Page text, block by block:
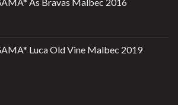
Luca Old Vine Malbec 2019